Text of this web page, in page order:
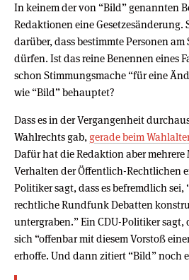
In keinem der von “Bild” genannten
Redaktionen eine
darüber, dass bestimmte Personen
dürfen. Ist das reine Benennen eines
schon Stimmungsmache “für eine
wie “Bild” behauptet?
Dass es in der Vergangenheit
Wahlrechts gab, gerade beim Wahlalter
Dafür hat die Redaktion aber
Verhalten der Öffentlich-Rechtlichen
Politiker sagt, dass es befremdlich sei,
rechtliche Rundfunk Debatten
untergraben.” Ein CDU-Politiker sagt,
sich “offenbar mit diesem Vorstoß
erhoffe. Und dann zitiert “Bild” noch